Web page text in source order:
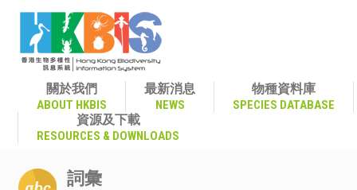
關於我們
ABOUT HKBIS
最新消息
NEWS
物種資料庫
SPECIES DATABASE
資源及下載
RESOURCES & DOWNLOADS
詞彙